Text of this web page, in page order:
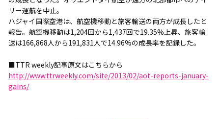
リー運航を中止。
ハジャイ国際空港は、航空機移動と旅客輸送の両方が成長したと
報告。航空機移動は1,204回から1,437回で19.35%上昇、旅客輸
送は166,868人から191,831人で14.96%の成長率を記録した。
■TTR weekly記事原文はこちらから
http://www.ttrweekly.com/site/2013/02/aot-reports-january-
gains/